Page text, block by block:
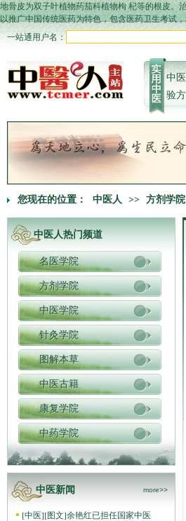
地骨皮为双子叶植物药茄科植物枸 杞等的根皮。
以推广中国传统医药为特色，包含医药卫生考试
一站通用户名：
中
验
您现在的位置： 中医人 >> 方剂学院
中医人热门频道
名医学院
方剂学院
中医学院
针灸学院
图解本草
中医古籍
康复学院
中药学院
中医新闻 more>>
[中医][图文]余艳红已担任国家中医